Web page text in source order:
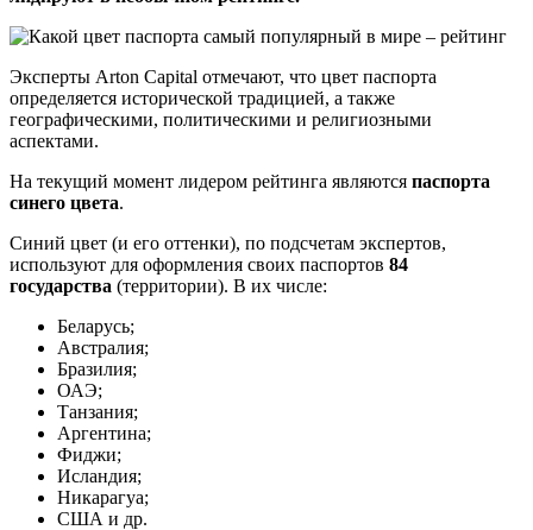
Эксперты Arton Capital отмечают, что цвет паспорта
определяется исторической традицией, а также
географическими, политическими и религиозными
аспектами.
На текущий момент лидером рейтинга являются паспорта
синего цвета.
Синий цвет (и его оттенки), по подсчетам экспертов,
используют для оформления своих паспортов 84
государства (территории). В их числе:
Беларусь;
Австралия;
Бразилия;
ОАЭ;
Танзания;
Аргентина;
Фиджи;
Исландия;
Никарагуа;
США и др.